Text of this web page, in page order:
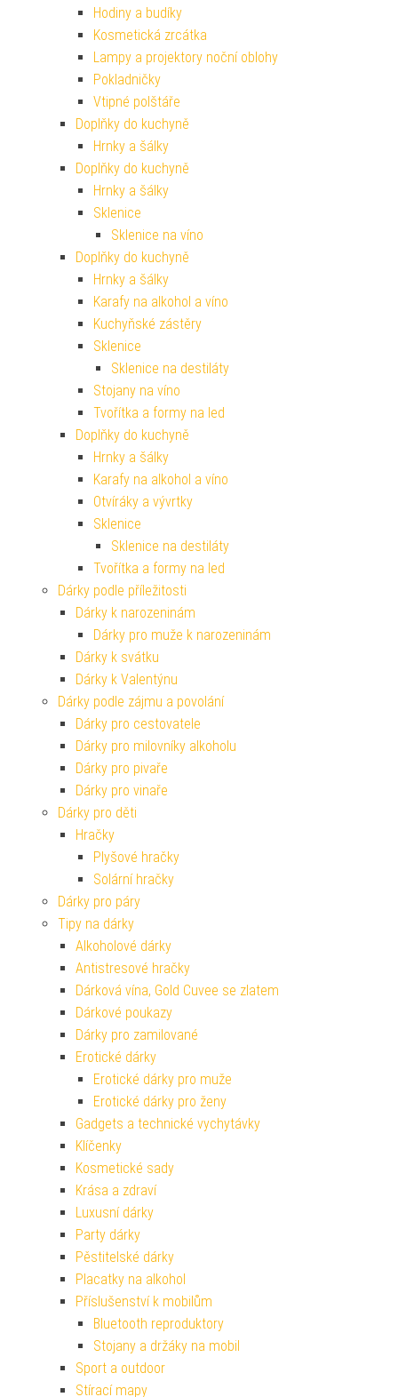
Hodiny a budíky
Kosmetická zrcátka
Lampy a projektory noční oblohy
Pokladničky
Vtipné polštáře
Doplňky do kuchyně
Hrnky a šálky
Doplňky do kuchyně
Hrnky a šálky
Sklenice
Sklenice na víno
Doplňky do kuchyně
Hrnky a šálky
Karafy na alkohol a víno
Kuchyňské zástěry
Sklenice
Sklenice na destiláty
Stojany na víno
Tvořítka a formy na led
Doplňky do kuchyně
Hrnky a šálky
Karafy na alkohol a víno
Otvíráky a vývrtky
Sklenice
Sklenice na destiláty
Tvořítka a formy na led
Dárky podle příležitosti
Dárky k narozeninám
Dárky pro muže k narozeninám
Dárky k svátku
Dárky k Valentýnu
Dárky podle zájmu a povolání
Dárky pro cestovatele
Dárky pro milovníky alkoholu
Dárky pro pivaře
Dárky pro vinaře
Dárky pro děti
Hračky
Plyšové hračky
Solární hračky
Dárky pro páry
Tipy na dárky
Alkoholové dárky
Antistresové hračky
Dárková vína, Gold Cuvee se zlatem
Dárkové poukazy
Dárky pro zamilované
Erotické dárky
Erotické dárky pro muže
Erotické dárky pro ženy
Gadgets a technické vychytávky
Klíčenky
Kosmetické sady
Krása a zdraví
Luxusní dárky
Party dárky
Pěstitelské dárky
Placatky na alkohol
Příslušenství k mobilům
Bluetooth reproduktory
Stojany a držáky na mobil
Sport a outdoor
Stírací mapy